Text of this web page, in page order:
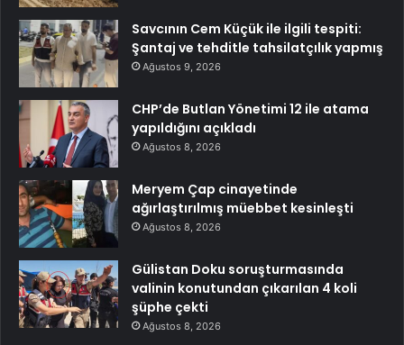
Savcının Cem Küçük ile ilgili tespiti:
Şantaj ve tehditle tahsilatçılık yapmış
Ağustos 9, 2026
CHP’de Butlan Yönetimi 12 ile atama
yapıldığını açıkladı
Ağustos 8, 2026
Meryem Çap cinayetinde
ağırlaştırılmış müebbet kesinleşti
Ağustos 8, 2026
Gülistan Doku soruşturmasında
valinin konutundan çıkarılan 4 koli
şüphe çekti
Ağustos 8, 2026